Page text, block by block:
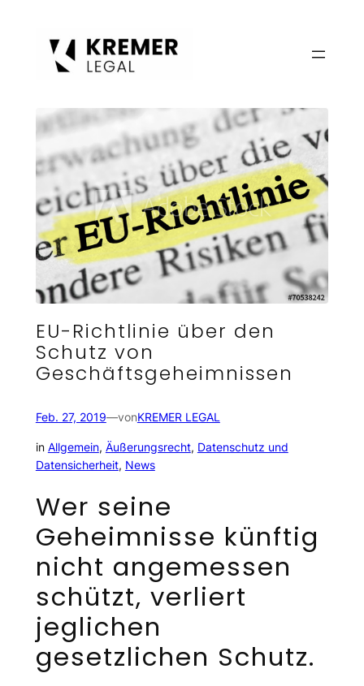
EU-Richtlinie über den
Schutz von
Geschäftsgeheimnissen
Feb. 27, 2019—vonKREMER LEGAL
in Allgemein, Äußerungsrecht, Datenschutz und
Datensicherheit, News
Wer seine
Geheimnisse künftig
nicht angemessen
schützt, verliert
jeglichen
gesetzlichen Schutz.